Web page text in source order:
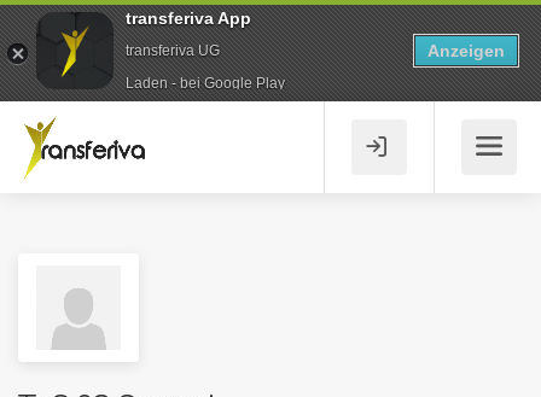
transferiva App
transferiva UG
Laden - bei Google Play
Anzeigen